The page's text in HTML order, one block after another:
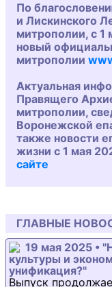
По
и Лискинского
митрополии, с 1
новый
митрополии
Актуальная
Правящего
митрополии,
Воронежской
также новости
жизни с 1 мая
сайте
ГЛАВНЫЕ
19 мая 2025 •
культуры и
унификация?"
Выпуск